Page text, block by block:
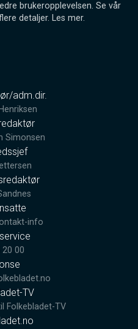
brukeropplevelsen. Se vår
detaljer. Les mer.
adm.dir.
Simonsen
info
20 00
TV
Folkebladet-TV